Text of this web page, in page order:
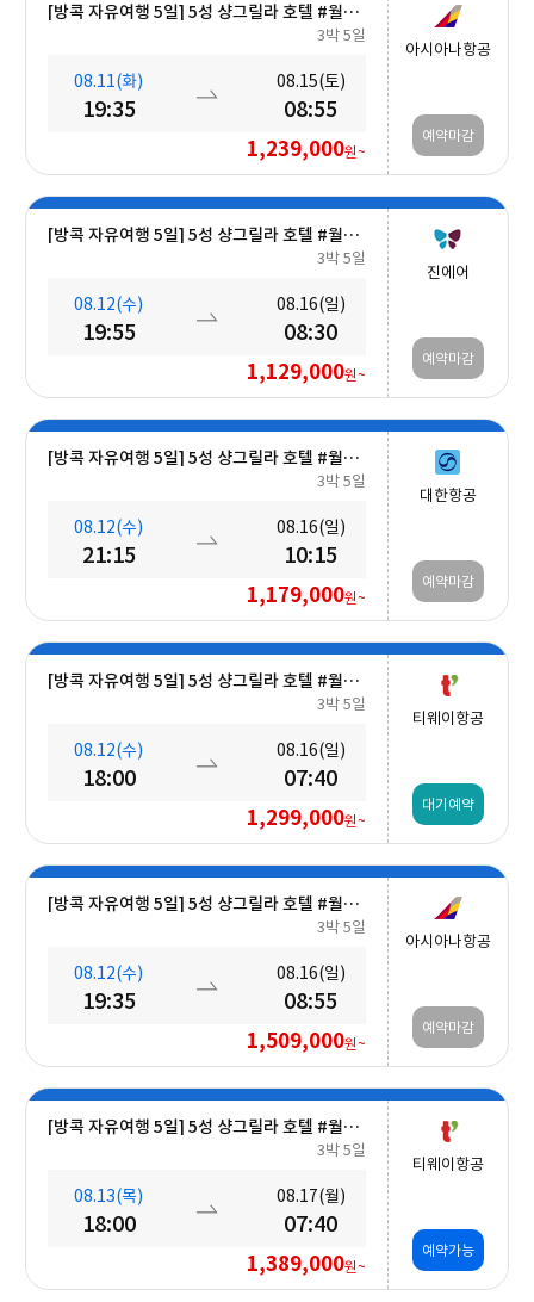
[방콕 자유여행 5일] 5성 샹그릴라 호텔 #월드체인 #차오프라야강변 #조식포함 #호캉스 #도심접근성
3박 5일
08.11(화)
19:35
08.15(토)
08:55
1,239,000원~
아시아나항공
예약마감
[방콕 자유여행 5일] 5성 샹그릴라 호텔 #월드체인 #차오프라야강변 #조식포함 #호캉스 #도심접근성
3박 5일
08.12(수)
19:55
08.16(일)
08:30
1,129,000원~
진에어
예약마감
[방콕 자유여행 5일] 5성 샹그릴라 호텔 #월드체인 #차오프라야강변 #조식포함 #호캉스 #도심접근성
3박 5일
08.12(수)
21:15
08.16(일)
10:15
1,179,000원~
대한항공
예약마감
[방콕 자유여행 5일] 5성 샹그릴라 호텔 #월드체인 #차오프라야강변 #조식포함 #호캉스 #도심접근성
3박 5일
08.12(수)
18:00
08.16(일)
07:40
1,299,000원~
티웨이항공
대기예약
[방콕 자유여행 5일] 5성 샹그릴라 호텔 #월드체인 #차오프라야강변 #조식포함 #호캉스 #도심접근성
3박 5일
08.12(수)
19:35
08.16(일)
08:55
1,509,000원~
아시아나항공
예약마감
[방콕 자유여행 5일] 5성 샹그릴라 호텔 #월드체인 #차오프라야강변 #조식포함 #호캉스 #도심접근성
3박 5일
08.13(목)
18:00
08.17(월)
07:40
1,389,000원~
티웨이항공
예약가능